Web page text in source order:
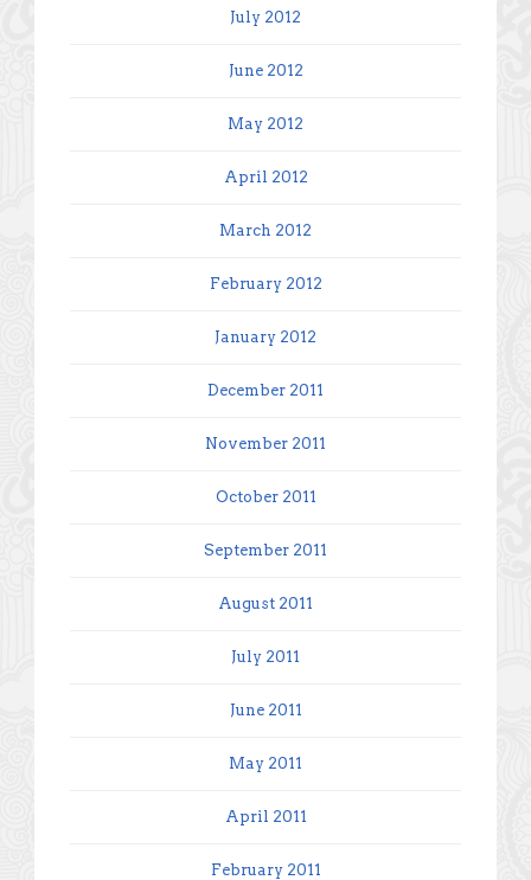
July 2012
June 2012
May 2012
April 2012
March 2012
February 2012
January 2012
December 2011
November 2011
October 2011
September 2011
August 2011
July 2011
June 2011
May 2011
April 2011
February 2011